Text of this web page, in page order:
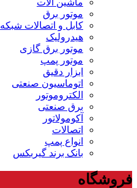
ماشین آلات
موتور برق
کابل و اتصالات شبکه
هیدرولیک
موتور برق گازی
موتور پمپ
ابزار دقیق
اتوماسیون صنعتی
الکتروموتور
برق صنعتی
آکومولاتور
اتصالات
انواع پمپ
بانک برند گیربکس
فروشگاه